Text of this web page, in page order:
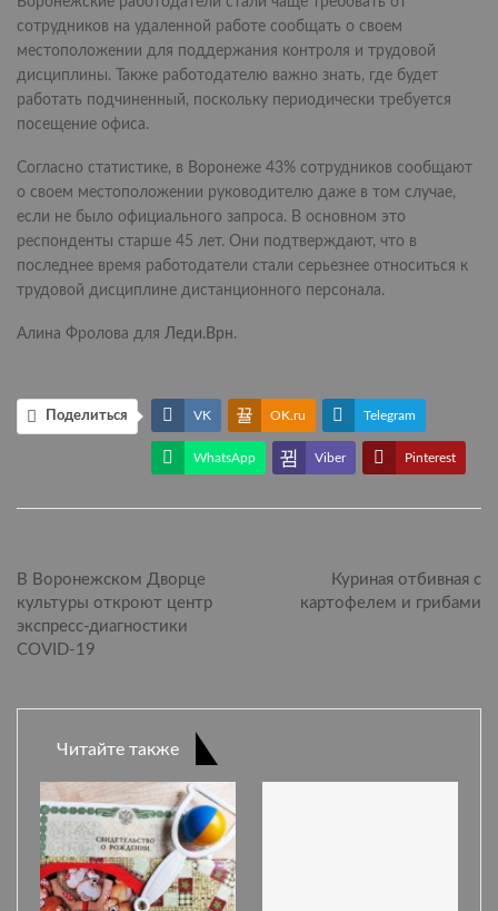
сотрудников на удаленной работе сообщать о своем
местоположении для поддержания контроля и трудовой
дисциплины. Также работодателю важно знать, где будет
работать подчиненный, поскольку периодически требуется
посещение офиса.
Согласно статистике, в Воронеже 43% сотрудников сообщают
о своем местоположении руководителю даже в том случае,
если не было официального запроса. В основном это
респонденты старше 45 лет. Они подтверждают, что в
последнее время работодатели стали серьезнее относиться к
трудовой дисциплине дистанционного персонала.
Алина Фролова для Леди.Врн.
Поделиться VK OK.ru Telegram
WhatsApp Viber Pinterest
В Воронежском Дворце
культуры откроют центр
экспресс-диагностики
COVID-19
Куриная отбивная с
картофелем и грибами
Читайте также